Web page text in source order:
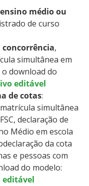
médio ou
de curso
,
simultânea em
o download do
editável
de cotas:
simultânea
declaração de
Médio em escola
da cota
e pessoas com
do modelo: